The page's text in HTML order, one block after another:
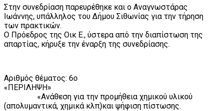
Στην συνεδρίαση παρευρέθηκε και ο Αναγνωστάρας
Ιωάννης, υπάλληλος του Δήμου Σιθωνίας για την τήρηση
των πρακτικών.
Ο Πρόεδρος της Οικ Ε., ύστερα από την διαπίστωση της
απαρτίας, κήρυξε την έναρξη της συνεδρίασης.
Αριθμός θέματος: 6ο
«ΠΕΡΙΛΗΨΗ»
«Ανάθεση για την προμήθεια χημικού υλικού
(απολυμαντικά, χημικά κλπ)και ψήφιση πίστωσης.